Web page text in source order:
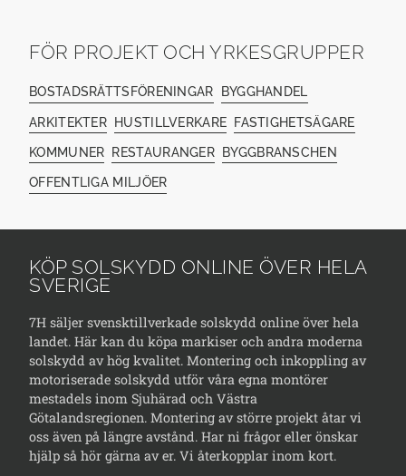
FÖR PROJEKT OCH YRKESGRUPPER
BOSTADSRÄTTSFÖRENINGAR BYGGHANDEL
ARKITEKTER HUSTILLVERKARE FASTIGHETSÄGARE
KOMMUNER RESTAURANGER BYGGBRANSCHEN
OFFENTLIGA MILJÖER
KÖP SOLSKYDD ONLINE ÖVER HELA
SVERIGE
7H säljer svensktillverkade solskydd online över hela
landet. Här kan du köpa markiser och andra moderna
solskydd av hög kvalitet. Montering och inkoppling av
motoriserade solskydd utför våra egna montörer
mestadels inom Sjuhärad och Västra
Götalandsregionen. Montering av större projekt åtar vi
oss även på längre avstånd. Har ni frågor eller önskar
hjälp så hör gärna av er. Vi återkopplar inom kort.